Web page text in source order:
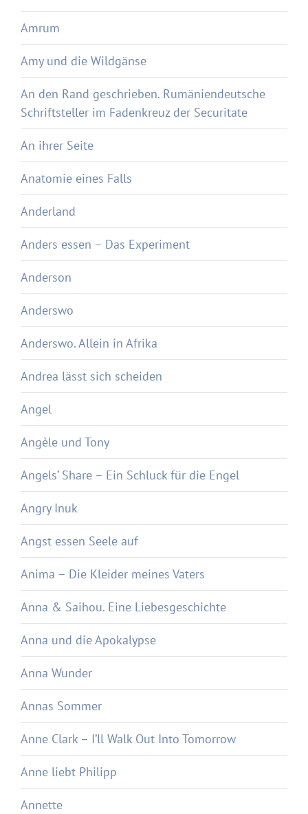
Amrum
Amy und die Wildgänse
An den Rand geschrieben. Rumäniendeutsche
Schriftsteller im Fadenkreuz der Securitate
An ihrer Seite
Anatomie eines Falls
Anderland
Anders essen – Das Experiment
Anderson
Anderswo
Anderswo. Allein in Afrika
Andrea lässt sich scheiden
Angel
Angèle und Tony
Angels‘ Share – Ein Schluck für die Engel
Angry Inuk
Angst essen Seele auf
Anima – Die Kleider meines Vaters
Anna & Saihou. Eine Liebesgeschichte
Anna und die Apokalypse
Anna Wunder
Annas Sommer
Anne Clark – I’ll Walk Out Into Tomorrow
Anne liebt Philipp
Annette